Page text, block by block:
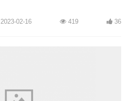
2023-02-16 419 36